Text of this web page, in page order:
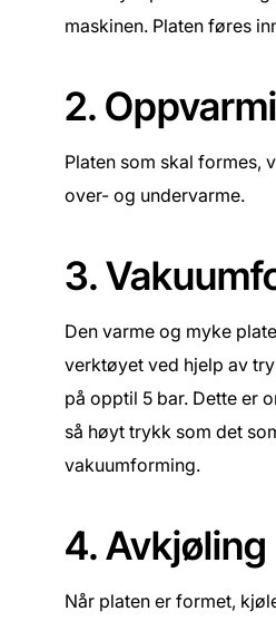
maskinen. Platen føres
2.
Platen som skal formes,
over- og undervarme.
3.
Den varme og myke
verktøyet ved hjelp av
på opptil 5 bar. Dette er
så høyt trykk som det
vakuumforming.
4. Avkjøling
Når platen er formet,